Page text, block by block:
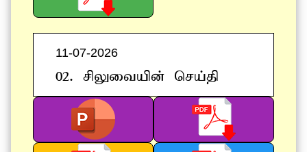
11-07-2026
02. rpYitapd; nra;jp